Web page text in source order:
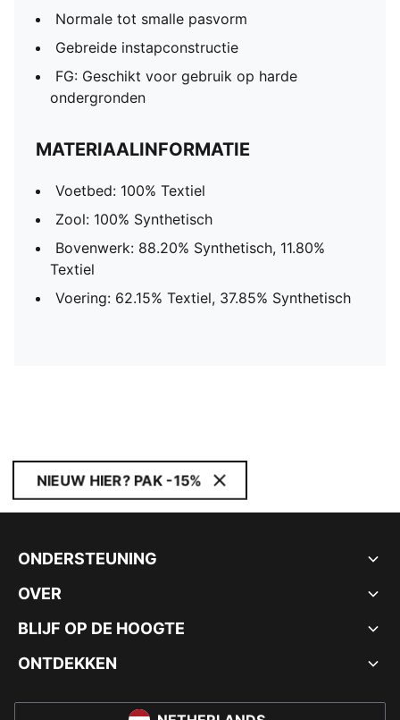
Normale tot smalle pasvorm
Gebreide instapconstructie
FG: Geschikt voor gebruik op harde
ondergronden
MATERIAALINFORMATIE
Voetbed: 100% Textiel
Zool: 100% Synthetisch
Bovenwerk: 88.20% Synthetisch, 11.80%
Textiel
Voering: 62.15% Textiel, 37.85% Synthetisch
NIEUW HIER? PAK -15%
ONDERSTEUNING
OVER
BLIJF OP DE HOOGTE
ONTDEKKEN